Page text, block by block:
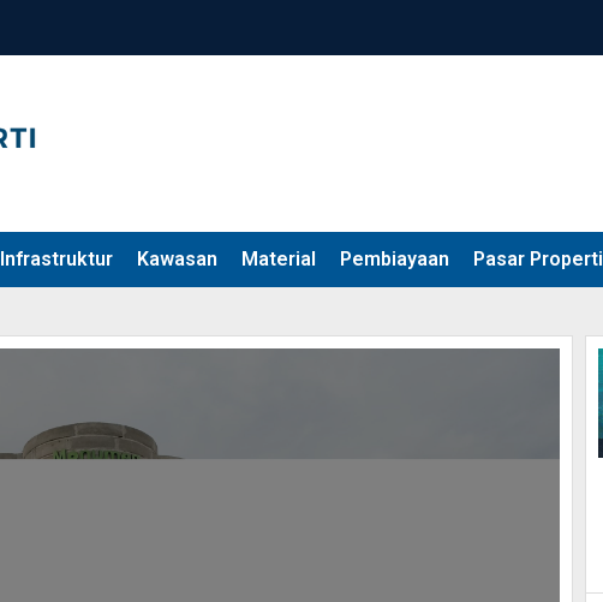
Infrastruktur Kawasan Material Pembiayaan Pasar Properti